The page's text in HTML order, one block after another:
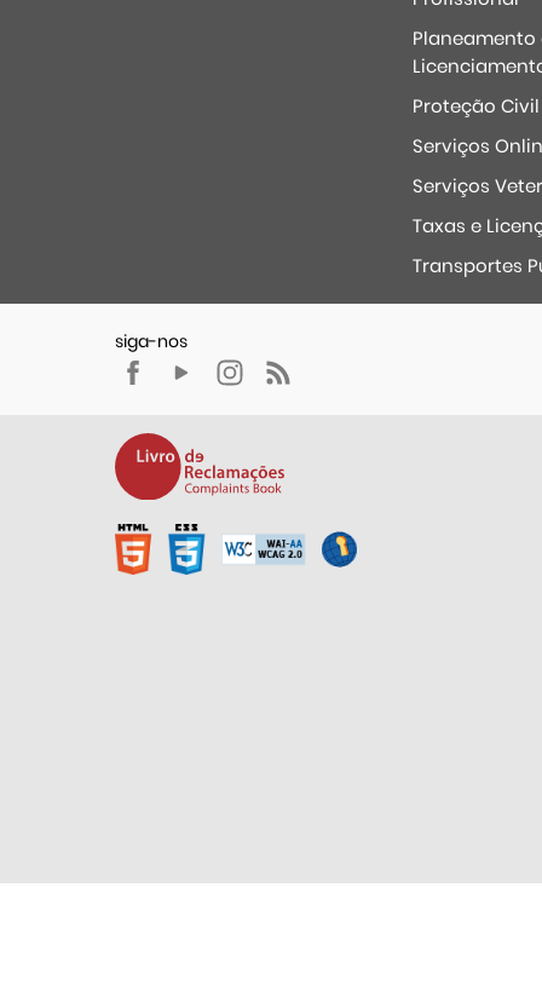
Planeamento
Proteção Civil
Serviços
Serviços
Taxas e
Transportes